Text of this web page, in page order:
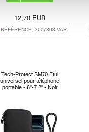
12,70 EUR
RÉFÉRENCE: 3007303-VAR
Tech-Protect SM70 Étui
universel pour téléphone
portable - 6"-7.2" - Noir